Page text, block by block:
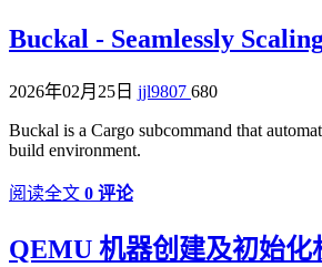
Buckal - Seamlessly
2026年02月25日 jjl9807 680
Buckal is a Cargo subcommand that
build environment.
阅读全文 0 评论
QEMU 机器创建及初始化